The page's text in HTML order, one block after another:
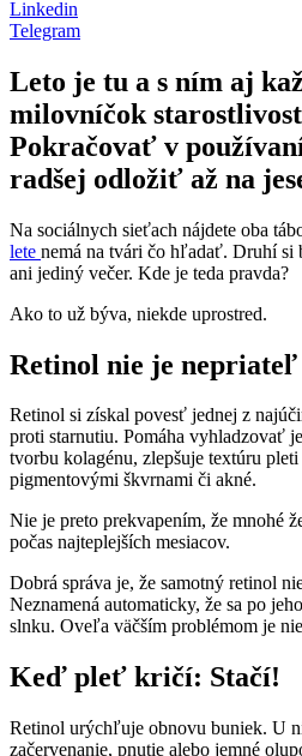
Linkedin
Telegram
Leto je tu a s ním aj
milovníčok
Pokračovať v
radšej odložiť až na
Na sociálnych sieťach nájdete oba
lete nemá na tvári čo hľadať. Druhí si
ani jediný večer. Kde je teda pravda?
Ako to už býva, niekde uprostred.
Retinol nie je nepriateľ
Retinol si získal povesť jednej z
proti starnutiu. Pomáha vyhladzovať
tvorbu kolagénu, zlepšuje textúru
pigmentovými škvrnami či akné.
Nie je preto prekvapením, že mnohé
počas najteplejších mesiacov.
Dobrá správa je, že samotný retinol
Neznamená automaticky, že sa po
slnku. Oveľa väčším problémom je
Keď pleť kričí: Stačí!
Retinol urýchľuje obnovu buniek. U
začervenanie, pnutie alebo jemné